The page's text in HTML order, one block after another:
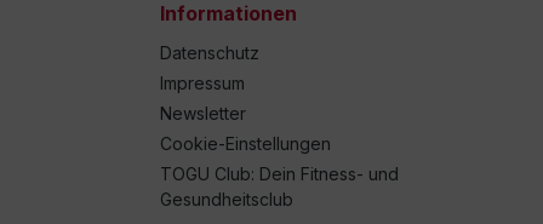
Informationen
Datenschutz
Impressum
Newsletter
Cookie-Einstellungen
TOGU Club: Dein Fitness- und
Gesundheitsclub